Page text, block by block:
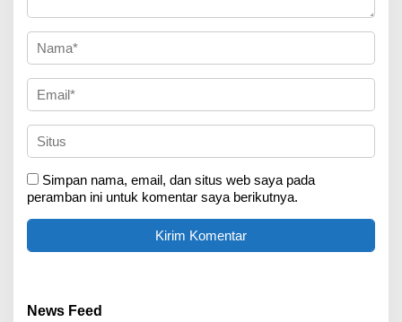
Simpan nama, email, dan situs web saya pada
peramban ini untuk komentar saya berikutnya.
News Feed